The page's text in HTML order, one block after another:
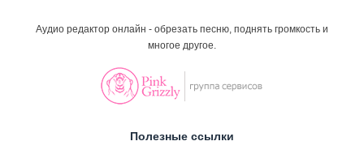
Аудио редактор онлайн - обрезать песню, поднять громкость и
многое другое.
Полезные ссылки